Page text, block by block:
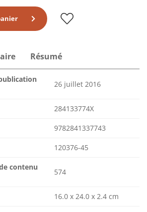
Résumé
26 juillet 2016
284133774X
9782841337743
120376-45
contenu
574
16.0 x 24.0 x 2.4 cm